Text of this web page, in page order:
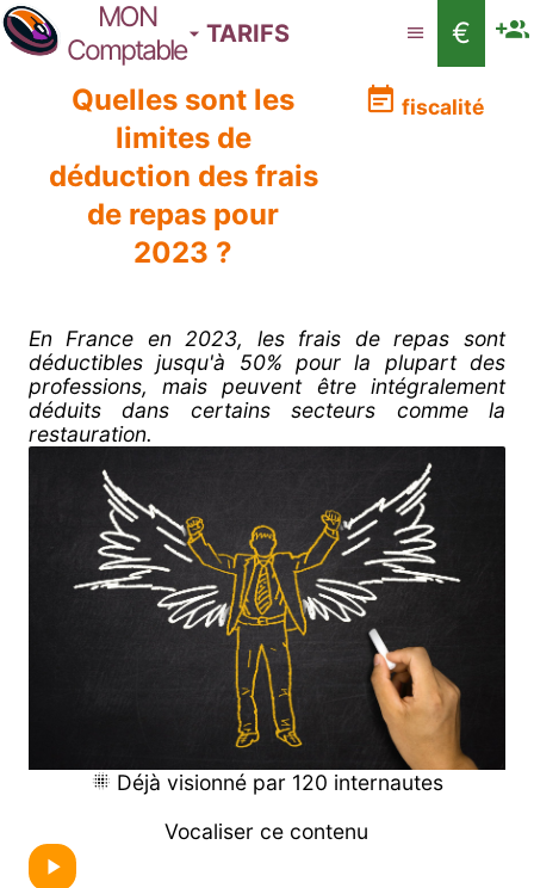
MON
Comptable
TARIFS
€
Quelles sont les
limites de
déduction des frais
de repas pour
2023 ?
fiscalité
En France en 2023, les frais de repas sont
déductibles jusqu'à 50% pour la plupart des
professions, mais peuvent être intégralement
déduits dans certains secteurs comme la
restauration.
Déjà visionné par 120 internautes
Vocaliser ce contenu